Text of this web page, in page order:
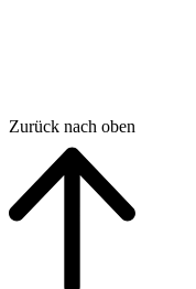
Zurück nach oben